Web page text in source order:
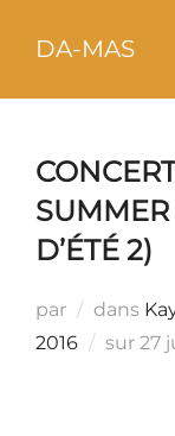
DA-MAS
D’ÉTÉ 2)
par dans
2016
sur 27